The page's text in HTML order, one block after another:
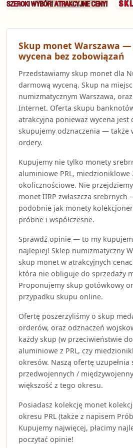
Skup monet Warszawa
wycena bez zobowiązań
Przedstawiamy skup monet dla
darmową wyceną. Skup na
numizmatycznym Warszawa,
Internet. Oferta skupu
atrakcyjna ponieważ wycena jest
skupujemy odznaczenia — także
ordery.
Kupujemy nie tylko monety
aluminiowe PRL, miedzioniklowe
okolicznościowe. Nie
monet IIRP zwłaszcza srebrnych
podobnie jak monety
próbne i współczesne.
Sprawdź opinie — to my
najlepiej! Sklep numizmatyczny
skup monet w atrakcyjnych
która nie obliguje do sprzedaży
Proponujemy skup gotówkowy
przypadku skupu online.
Ofertę poszerzyliśmy o skup
orderów, oraz odznaczeń
każdy skup (w przeciwieństwie
aluminiowe z PRL, czy
okresów. Naszą ofertę
przedwojennych /
większość z tego okresu.
Posiadasz kolekcję monet
okresu PRL (także z napisem
Kupujemy najwięcej, płacimy
poczytać opinie!